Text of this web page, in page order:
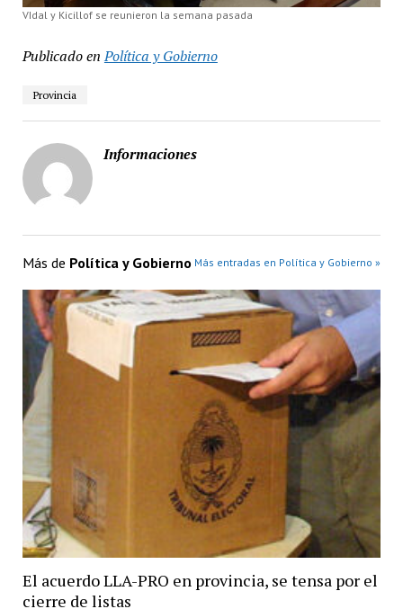
VIdal y Kicillof se reunieron la semana pasada
Publicado en Política y Gobierno
Provincia
Informaciones
Más de Política y Gobierno Más entradas en Política y Gobierno »
El acuerdo LLA-PRO en provincia, se tensa por el
cierre de listas